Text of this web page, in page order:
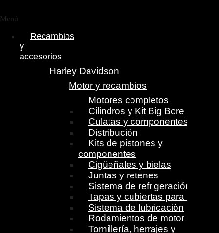
Menú
Recambios
y
accesorios
Harley Davidson
Motor y recambios
Motores completos
Cilindros y Kit Big Bore
Culatas y componentes
Distribución
Kits de pistones y
componentes
Cigüeñales y bielas
Juntas y retenes
Sistema de refrigeración
Tapas y cubiertas para motor
Sistema de lubricación
Rodamientos de motor
Tornillería, herrajes y